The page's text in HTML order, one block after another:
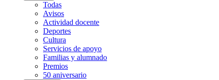
Todas
Avisos
Actividad docente
Deportes
Cultura
Servicios de apoyo
Familias y alumnado
Premios
50 aniversario